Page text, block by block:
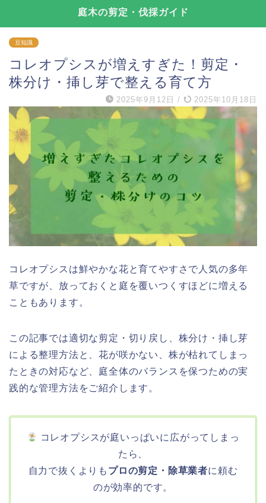
庭木の剪定・伐採ガイド
豆知識
コレオプシスが増えすぎた！剪定・
株分け・挿し芽で整える育て方
2025年9月12日 / 2025年10月18日
コレオプシスは鮮やかな花と育てやすさで人気の多年
草ですが、放っておくと庭を覆いつくすほどに増える
こともあります。
この記事では適切な剪定・切り戻し、株分け・挿し芽
による整理方法と、花が咲かない、株が枯れてしまっ
たときの対応など、庭全体のバランスを保つための実
践的な管理方法をご紹介します。
コレオプシスが庭いっぱいに広がってしまっ
たら、
自力で抜くよりも プロの剪定・除草業者に頼む
のが効率的です。